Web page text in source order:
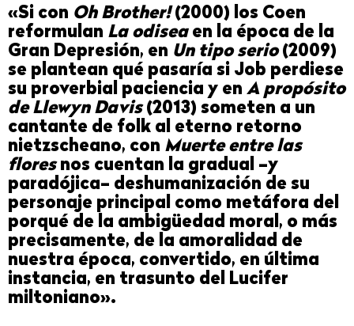
«Si con Oh Brother!(2000) los Coen
reformulan La odiseaen la época de la
Gran Depresión, en Un tipo serio(2009)
se plantean qué pasaría si Job perdiese
su proverbial paciencia y en A propósito
de Llewyn Davis(2013) someten a un
cantante de folk al eterno retorno
nietzscheano, con Muerte entre las
floresnos cuentan la gradual –y
paradójica– deshumanización de su
personaje principal como metáfora del
porqué de la ambigüedad moral, o más
precisamente, de la amoralidad de
nuestra época, convertido, en última
instancia, en trasunto del Lucifer
miltoniano».